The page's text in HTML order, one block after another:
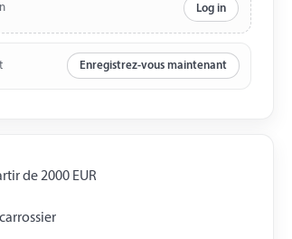
Log in
Enregistrez-vous maintenant
de 2000 EUR